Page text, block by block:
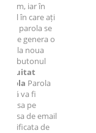
iar în
în care ați
se
genera o
noua
Parola
va fi
pe
de email
de